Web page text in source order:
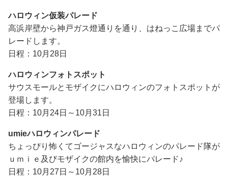
ハロウィン仮装パレード
高浜岸壁から神戸ガス燈通りを通り、はねっこ広場までパ
レードします。
日程：10月28日
ハロウィンフォトスポット
サウスモールとモザイクにハロウィンのフォトスポットが
登場します。
日程：10月24日～10月31日
umieハロウィンパレード
ちょっぴり怖くてゴージャスなハロウィンのパレード隊が
ｕｍｉｅ及びモザイクの館内を愉快にパレード♪
日程：10月27日～10月28日